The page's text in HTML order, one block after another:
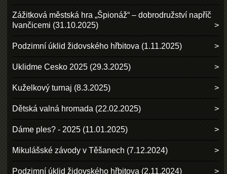
Zážitková městská hra „Špionáž“ – dobrodružství napříč
Ivančicemi (31.10.2025)
Podzimní úklid židovského hřbitova (1.11.2025)
Uklidme Cesko 2025 (29.3.2025)
Kuželkový turnaj (8.3.2025)
Dětská valná hromada (22.02.2025)
Dáme ples? - 2025 (11.01.2025)
Mikulášské závody v Těšanech (7.12.2024)
Podzimní úklid židovského hřbitova (2.11.2024)